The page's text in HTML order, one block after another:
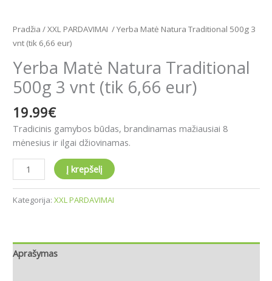
Pradžia /XXL PARDAVIMAI / Yerba Matė Natura Traditional 500g 3
vnt (tik 6,66 eur)
Yerba Matė Natura Traditional
500g 3 vnt (tik 6,66 eur)
19.99€
Tradicinis gamybos būdas, brandinamas mažiausiai 8
mėnesius ir ilgai džiovinamas.
Į krepšelį
Kategorija: XXL PARDAVIMAI
Aprašymas